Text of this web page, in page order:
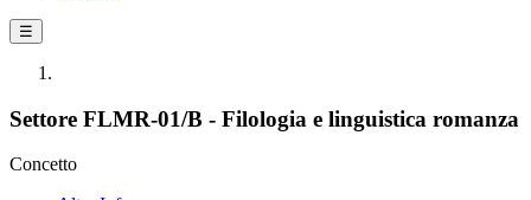
☰
Settore FLMR-01/B - Filologia e linguistica romanza
Concetto